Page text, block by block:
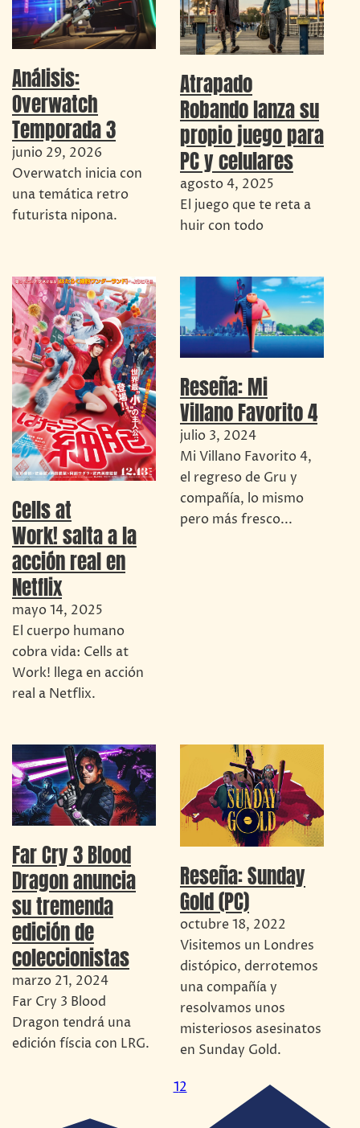
Análisis:
Overwatch
Temporada 3
junio 29, 2026
Overwatch inicia con
una temática retro
futurista nipona.
Atrapado
Robando lanza su
propio juego para
PC y celulares
agosto 4, 2025
El juego que te reta a
huir con todo
Cells at
Work! salta a la
acción real en
Netflix
mayo 14, 2025
El cuerpo humano
cobra vida: Cells at
Work! llega en acción
real a Netflix.
Reseña: Mi
Villano Favorito 4
julio 3, 2024
Mi Villano Favorito 4,
el regreso de Gru y
compañía, lo mismo
pero más fresco...
Far Cry 3 Blood
Dragon anuncia
su tremenda
edición de
coleccionistas
marzo 21, 2024
Far Cry 3 Blood
Dragon tendrá una
edición físcia con LRG.
Reseña: Sunday
Gold (PC)
octubre 18, 2022
Visitemos un Londres
distópico, derrotemos
una compañía y
resolvamos unos
misteriosos asesinatos
en Sunday Gold.
12